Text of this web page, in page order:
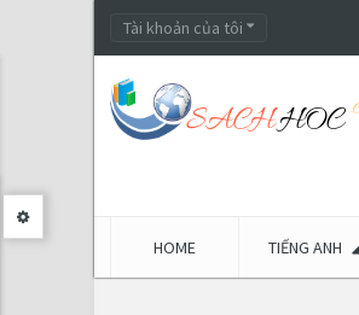
Tài khoản của tôi
HOME TIẾNG ANH